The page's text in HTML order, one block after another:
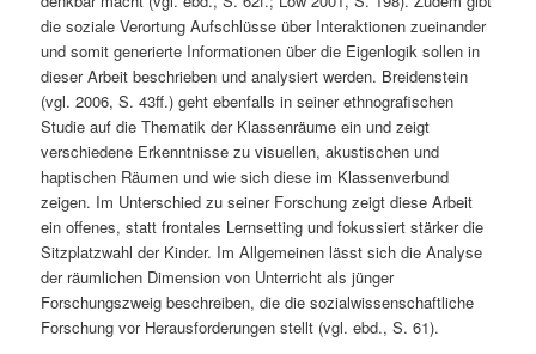
die soziale Verortung Aufschlüsse über Interaktionen zueinander
und somit generierte Informationen über die Eigenlogik sollen in
dieser Arbeit beschrieben und analysiert werden. Breidenstein
(vgl. 2006, S. 43ff.) geht ebenfalls in seiner ethnografischen
Studie auf die Thematik der Klassenräume ein und zeigt
verschiedene Erkenntnisse zu visuellen, akustischen und
haptischen Räumen und wie sich diese im Klassenverbund
zeigen. Im Unterschied zu seiner Forschung zeigt diese Arbeit
ein offenes, statt frontales Lernsetting und fokussiert stärker die
Sitzplatzwahl der Kinder. Im Allgemeinen lässt sich die Analyse
der räumlichen Dimension von Unterricht als jünger
Forschungszweig beschreiben, die die sozialwissenschaftliche
Forschung vor Herausforderungen stellt (vgl. ebd., S. 61).